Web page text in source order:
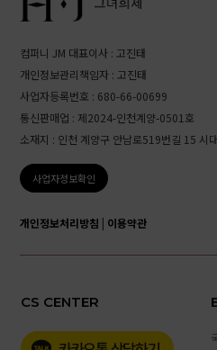
컴퍼니 JM 대표이사 : 고진태
개인정보관리책임자 : 고진태
사업자등록번호 : 680-66-00699
통신판매업 : 제2024-인천계양-0501호
소재지 : 인천 계양구 안남로519번길 15 시
사업자정보확인
개인정보처리방침 | 이용약관
CS CENTER